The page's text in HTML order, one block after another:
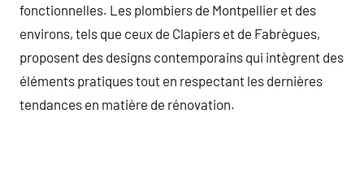
fonctionnelles. Les plombiers de Montpellier et des
environs, tels que ceux de Clapiers et de Fabrègues,
proposent des designs contemporains qui intègrent des
éléments pratiques tout en respectant les dernières
tendances en matière de rénovation.